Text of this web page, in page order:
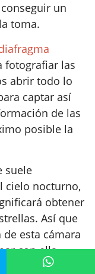
un
toma.
fotografiar las
abrir todo lo
captar así
de las
posible la
suele
cielo nocturno,
obtener
Así que
esta cámara
con ella.
si acaso a